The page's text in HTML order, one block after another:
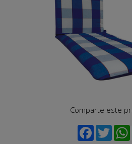
Comparte este